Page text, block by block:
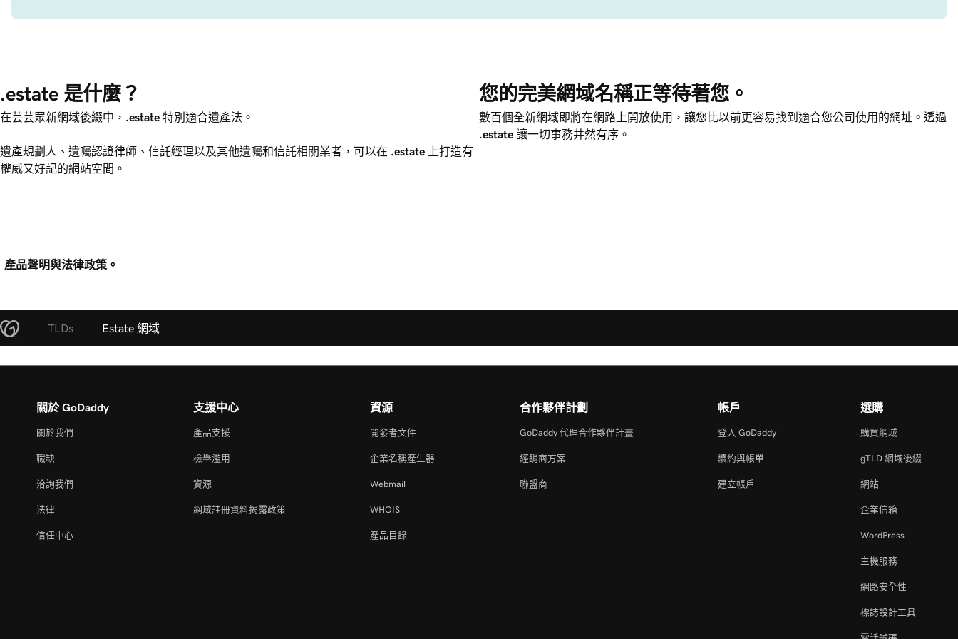
.estate 是什麼？
在芸芸眾新網域後綴中， .estate 特別適合遺產法。
遺產規劃人、遺囑認證律師、信託經理以及其他遺囑和信託相關業者，可以在 .estate 上打造有
權威又好記的網站空間。
您的完美網域名稱正等待著您。
數百個全新網域即將在網路上開放使用，讓您比以前更容易找到適合您公司使用的網址。透過
.estate 讓一切事務井然有序。
產品聲明與法律政策。
TLDs Estate 網域
關於 GoDaddy
關於我們
職缺
洽詢我們
法律
信任中心
支援中心
產品支援
檢舉濫用
資源
網域註冊資料揭露政策
資源
開發者文件
企業名稱產生器
Webmail
WHOIS
產品目錄
合作夥伴計劃
GoDaddy 代理合作夥伴計畫
經銷商方案
聯盟商
帳戶
登入 GoDaddy
續約與帳單
建立帳戶
選購
購買網域
gTLD 網域後綴
網站
企業信箱
WordPress
主機服務
網路安全性
標誌設計工具